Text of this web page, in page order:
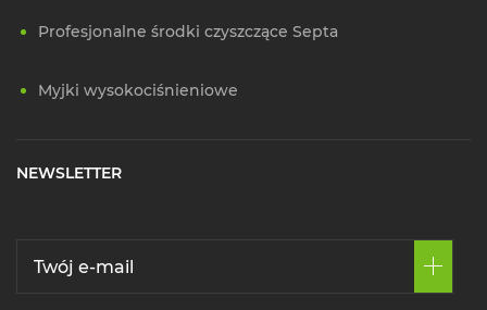
Profesjonalne środki czyszczące Septa
Myjki wysokociśnieniowe
NEWSLETTER